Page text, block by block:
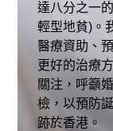
達八分之一
輕型地貧)。
醫療資助、
更好的治療
關注，呼籲
檢，以預防
跡於香港。